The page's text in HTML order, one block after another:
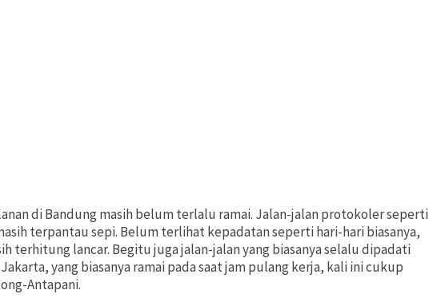
di Bandung masih belum terlalu ramai. Jalan-jalan protokoler seperti
terpantau sepi. Belum terlihat kepadatan seperti hari-hari biasanya,
terhitung lancar. Begitu juga jalan-jalan yang biasanya selalu dipadati
yang biasanya ramai pada saat jam pulang kerja, kali ini cukup
Antapani.